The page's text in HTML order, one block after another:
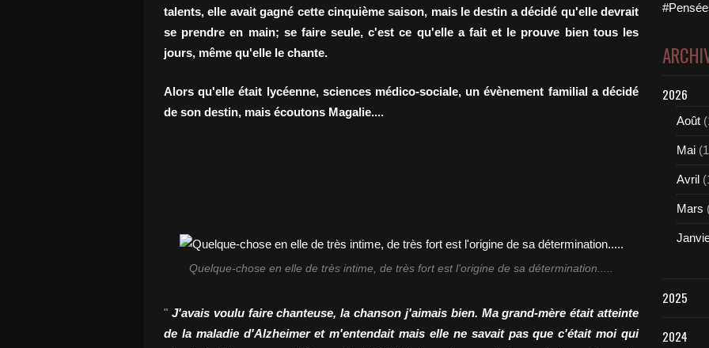
talents, elle avait gagné cette cinquième saison, mais le destin a décidé qu'elle devrait
se prendre en main; se faire seule, c'est ce qu'elle a fait et le prouve bien tous les
jours, même qu'elle le chante.
Alors qu'elle était lycéenne, sciences médico-sociale, un évènement familial a décidé
de son destin, mais écoutons Magalie....
Quelque-chose en elle de très intime, de très fort est l'origine de sa détermination.....
" J'avais voulu faire chanteuse, la chanson j'aimais bien. Ma grand-mère était atteinte
de la maladie d'Alzheimer et m'entendait mais elle ne savait pas que c'était moi qui
2026
Août
Mai
Avril
Mars
2025
2024